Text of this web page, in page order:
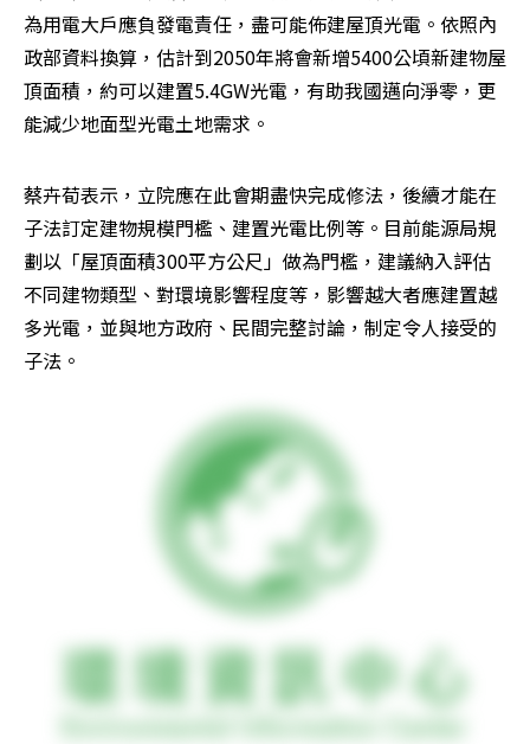
為用電大戶應負發電責任，盡可能佈建屋頂光電。依照內
政部資料換算，估計到2050年將會新增5400公頃新建物屋
頂面積，約可以建置5.4GW光電，有助我國邁向淨零，更
能減少地面型光電土地需求。
蔡卉荀表示，立院應在此會期盡快完成修法，後續才能在
子法訂定建物規模門檻、建置光電比例等。目前能源局規
劃以「屋頂面積300平方公尺」做為門檻，建議納入評估
不同建物類型、對環境影響程度等，影響越大者應建置越
多光電，並與地方政府、民間完整討論，制定令人接受的
子法。